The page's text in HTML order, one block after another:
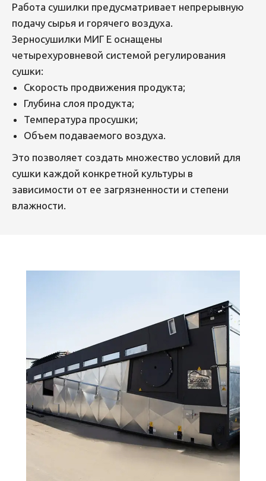
Работа сушилки предусматривает непрерывную
подачу сырья и горячего воздуха.
Зерносушилки МИГ E оснащены
четырехуровневой системой регулирования
сушки:
Скорость продвижения продукта;
Глубина слоя продукта;
Температура просушки;
Объем подаваемого воздуха.
Это позволяет создать множество условий для
сушки каждой конкретной культуры в
зависимости от ее загрязненности и степени
влажности.